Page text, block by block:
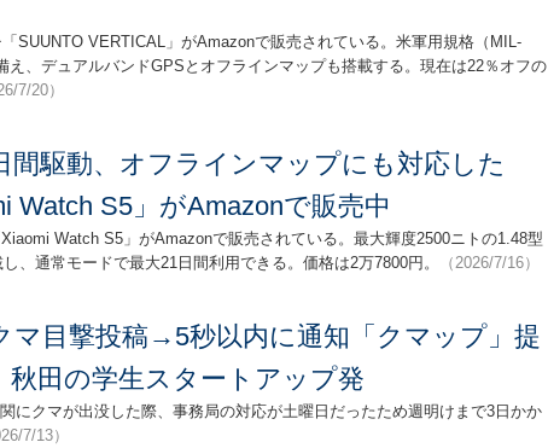
SUUNTO VERTICAL」がAmazonで販売されている。米軍用規格（MIL-
え、デュアルバンドGPSとオフラインマップも搭載する。現在は22％オフの
7/20）
間駆動、オフラインマップにも対応した
Watch S5」がAmazonで販売中
Watch S5」がAmazonで販売されている。最大輝度2500ニトの1.48型
、通常モードで最大21日間利用できる。価格は2万7800円。
（2026/7/16）
マ目撃投稿→5秒以内に通知「クマップ」提
田の学生スタートアップ発
にクマが出没した際、事務局の対応が土曜日だったため週明けまで3日かか
7/13）